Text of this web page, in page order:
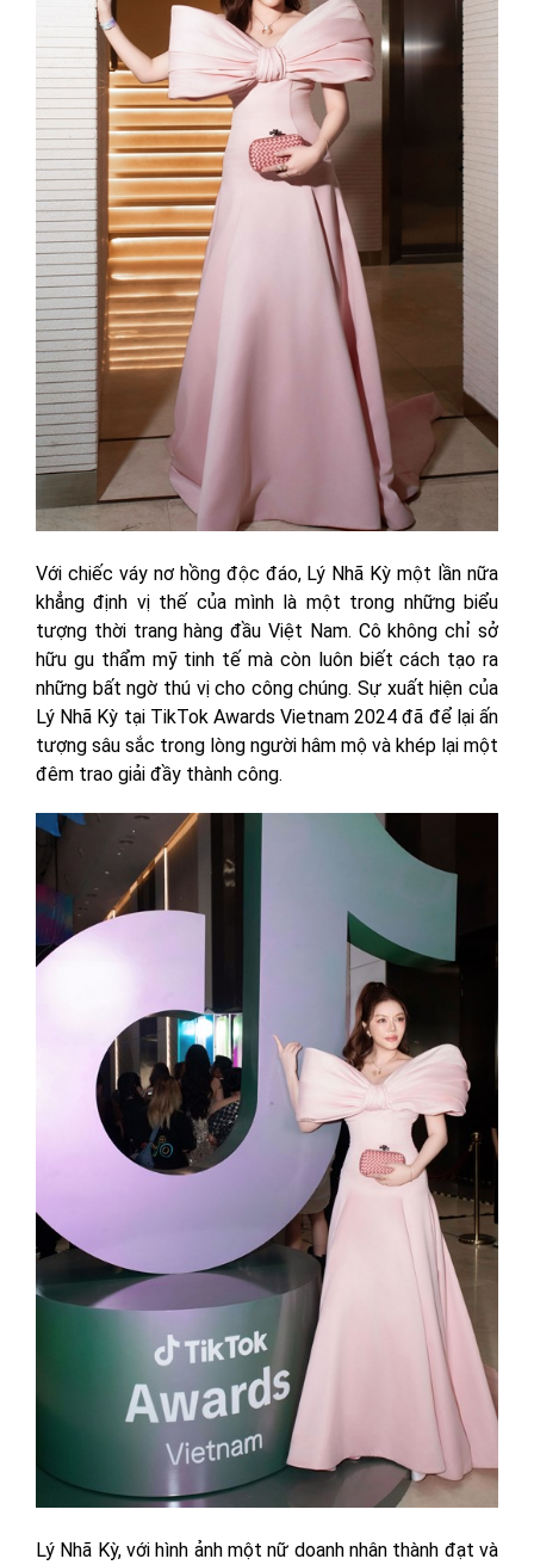
Với chiếc váy nơ hồng độc đáo, Lý Nhã Kỳ một lần nữa
khẳng định vị thế của mình là một trong những biểu
tượng thời trang hàng đầu Việt Nam. Cô không chỉ sở
hữu gu thẩm mỹ tinh tế mà còn luôn biết cách tạo ra
những bất ngờ thú vị cho công chúng. Sự xuất hiện của
Lý Nhã Kỳ tại TikTok Awards Vietnam 2024 đã để lại ấn
tượng sâu sắc trong lòng người hâm mộ và khép lại một
đêm trao giải đầy thành công.
Lý Nhã Kỳ, với hình ảnh một nữ doanh nhân thành đạt và